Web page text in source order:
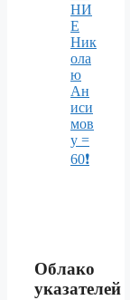
НИ
Е
Ник
ола
ю
Ан
иси
мов
у =
60❗️
Облако
указателей